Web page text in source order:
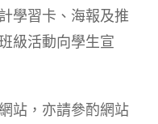
學習卡、海報及推
級活動向學生宣
站，亦請參酌網站